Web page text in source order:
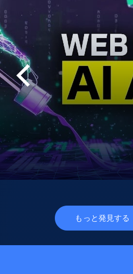
もっと発見する